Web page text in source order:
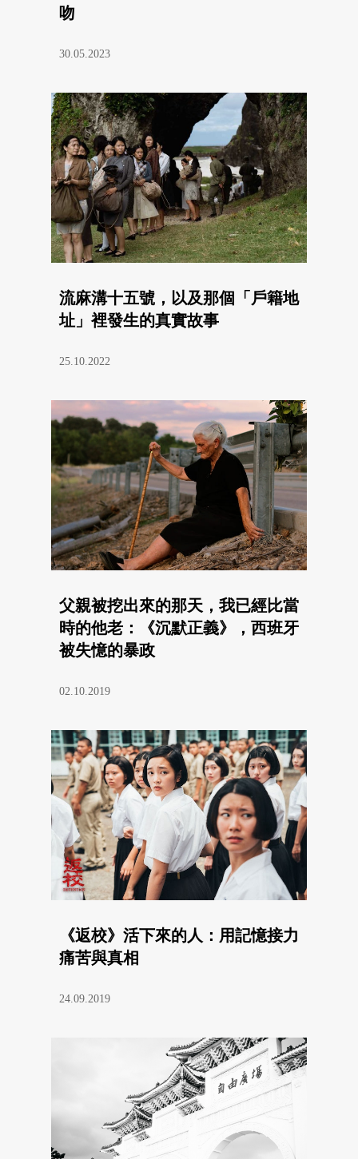
吻
30.05.2023
流麻溝十五號，以及那個「戶籍地
址」裡發生的真實故事
25.10.2022
父親被挖出來的那天，我已經比當
時的他老：《沉默正義》，西班牙
被失憶的暴政
02.10.2019
《返校》活下來的人：用記憶接力
痛苦與真相
24.09.2019